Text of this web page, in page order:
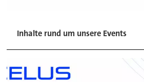
Inhalte rund um unsere Events